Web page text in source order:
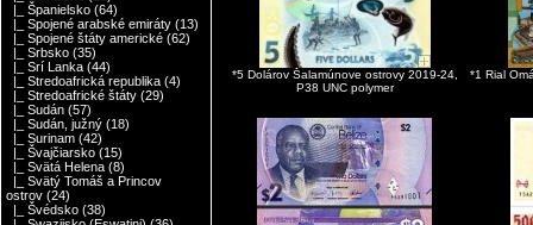
|_ Španielsko (64)
|_ Spojené arabské emiráty (13)
|_ Spojené štáty americké (62)
|_ Srbsko (35)
|_ Srí Lanka (44)
|_ Stredoafrická republika (4)
|_ Stredoafrické štáty (29)
|_ Sudán (57)
|_ Sudán, južný (18)
|_ Surinam (42)
|_ Švajčiarsko (15)
|_ Svätá Helena (8)
|_ Svätý Tomáš a Princov
ostrov (24)
|_ Švédsko (38)
*5 Dolárov Šalamúnove ostrovy 2019-24,
P38 UNC polymer
*1 Rial